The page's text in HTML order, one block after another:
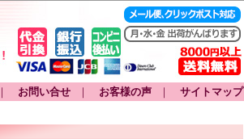
｜ お問い合せ ｜ お客様の声 ｜
サイトマップ